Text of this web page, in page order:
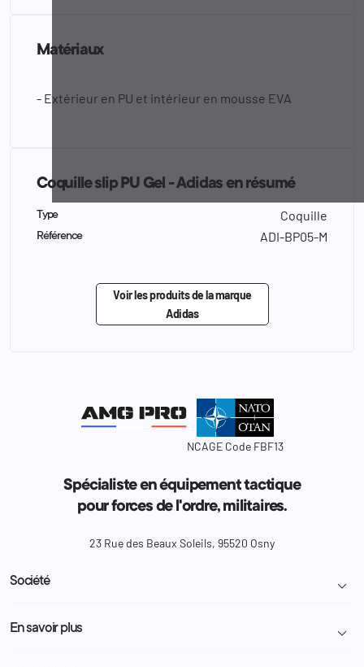
Matériaux
- Extérieur en PU et intérieur en mousse EVA
Coquille slip PU Gel - Adidas en résumé
Type Coquille
Référence ADI-BP05-M
Voir les produits de la marque
Adidas
NCAGE Code FBF13
Spécialiste en équipement tactique
pour forces de l'ordre, militaires.
23 Rue des Beaux Soleils, 95520 Osny
Société 
Livraison et retour colis
En savoir plus 